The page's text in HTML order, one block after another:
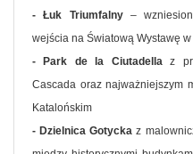
- Łuk Triumfalny –
wejścia na Światową Wystawę
- Park de la Ciutadellaz
Cascada oraz najważniejszym
Katalońskim
- Dzielnica Gotyckaz